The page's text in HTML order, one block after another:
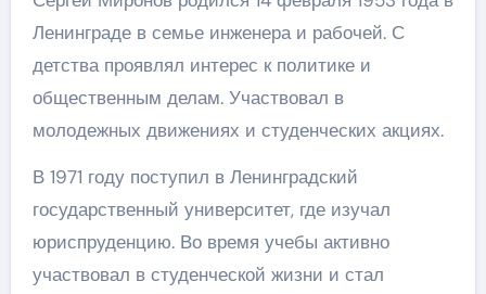
Ленинграде в семье инженера и рабочей. С
детства проявлял интерес к политике и
общественным делам. Участвовал в
молодежных движениях и студенческих акциях.
В 1971 году поступил в Ленинградский
государственный университет, где изучал
юриспруденцию. Во время учебы активно
участвовал в студенческой жизни и стал